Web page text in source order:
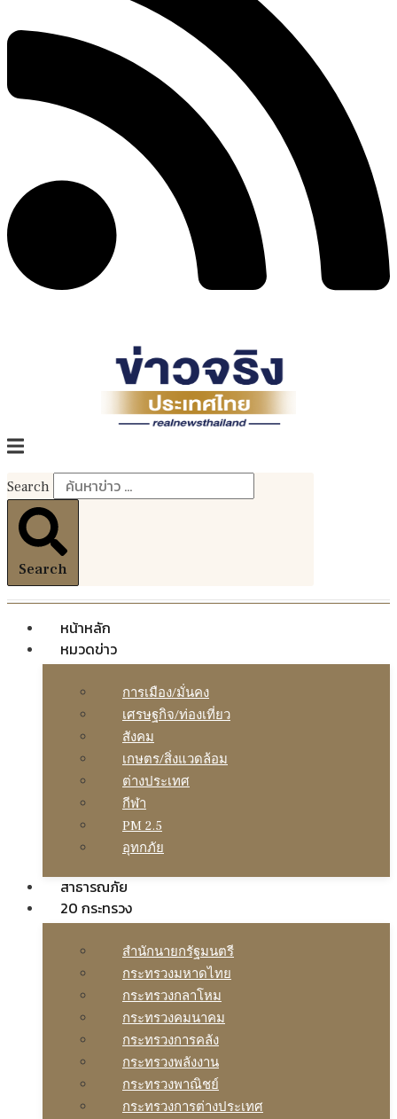
Search
Search
หน้าหลัก
หมวดข่าว
การเมือง/มั่นคง
เศรษฐกิจ/ท่องเที่ยว
สังคม
เกษตร/สิ่งแวดล้อม
ต่างประเทศ
กีฬา
PM 2.5
อุทกภัย
สาธารณภัย
20 กระทรวง
สํานักนายกรัฐมนตรี
กระทรวงมหาดไทย
กระทรวงกลาโหม
กระทรวงคมนาคม
กระทรวงการคลัง
กระทรวงพลังงาน
กระทรวงพาณิชย์
กระทรวงการต่างประเทศ